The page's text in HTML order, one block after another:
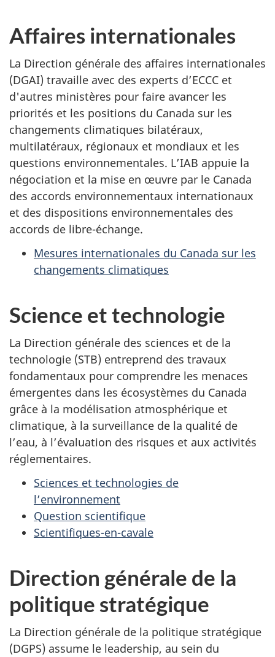
Affaires internationales
La Direction générale des affaires internationales
(DGAI) travaille avec des experts d’ECCC et
d'autres ministères pour faire avancer les
priorités et les positions du Canada sur les
changements climatiques bilatéraux,
multilatéraux, régionaux et mondiaux et les
questions environnementales. L’IAB appuie la
négociation et la mise en œuvre par le Canada
des accords environnementaux internationaux
et des dispositions environnementales des
accords de libre-échange.
Mesures internationales du Canada sur les
changements climatiques
Science et technologie
La Direction générale des sciences et de la
technologie (STB) entreprend des travaux
fondamentaux pour comprendre les menaces
émergentes dans les écosystèmes du Canada
grâce à la modélisation atmosphérique et
climatique, à la surveillance de la qualité de
l’eau, à l’évaluation des risques et aux activités
réglementaires.
Sciences et technologies de
l’environnement
Question scientifique
Scientifiques-en-cavale
Direction générale de la
politique stratégique
La Direction générale de la politique stratégique
(DGPS) assume le leadership, au sein du